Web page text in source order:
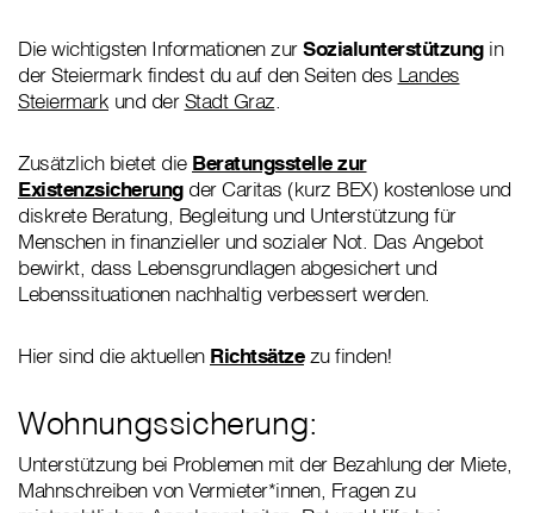
Die wichtigsten Informationen zurSozialunterstützungin
der Steiermark findest du auf den Seiten des Landes
Steiermark und derStadt Graz
Zusätzlich bietet die Beratungsstelle zur
Existenzsicherungder Caritas (kurz BEX) kostenlose und
diskrete Beratung, Begleitung und Unterstützung für
Menschen in finanzieller und sozialer Not. Das Angebot
bewirkt, dass Lebensgrundlagen abgesichert und
Lebenssituationen nachhaltig verbessert werden.
Hier sind die aktuellen Richtsätzezu finden!
Wohnungssicherung:
Unterstützung bei Problemen mit der Bezahlung der Miete,
Mahnschreiben von Vermieter*innen, Fragen zu